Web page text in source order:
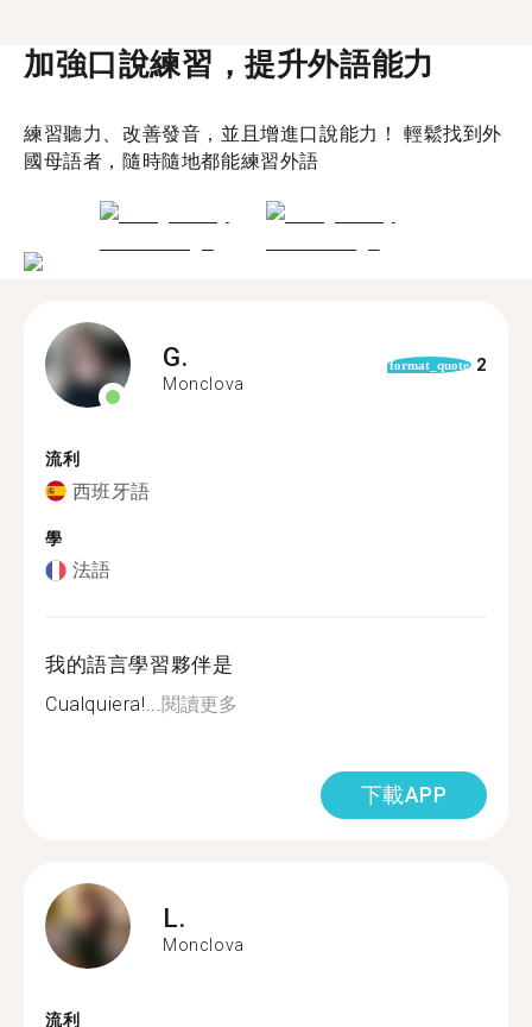
加強口說練習，提升外語能力
練習聽力、改善發音，並且增進口說能力！ 輕鬆找到外
國母語者，隨時隨地都能練習外語
G.
Monclova
format_quote 2
流利
西班牙語
學
法語
我的語言學習夥伴是
Cualquiera!...閱讀更多
下載APP
L.
Monclova
流利